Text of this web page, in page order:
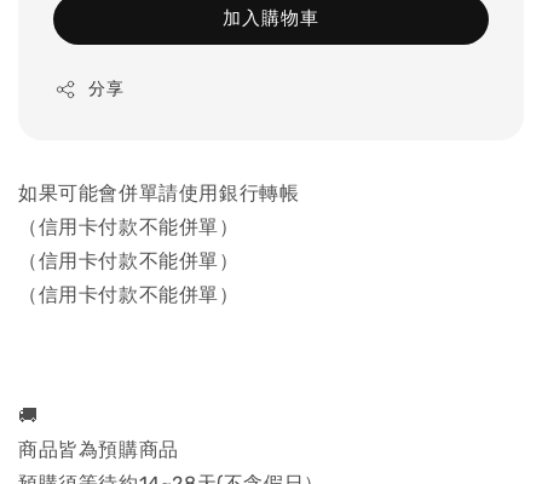
加入購物車
分享
如果可能會併單請使用銀行轉帳
（信用卡付款不能併單）
（信用卡付款不能併單）
（信用卡付款不能併單）
🚚
商品皆為預購商品